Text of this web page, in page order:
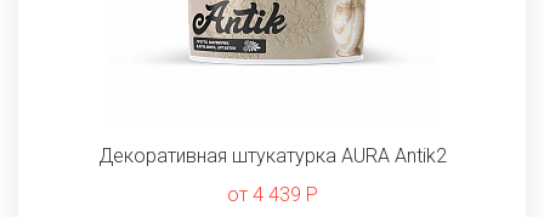
Декоративная штукатурка AURA Antik2
от 4 439 Р